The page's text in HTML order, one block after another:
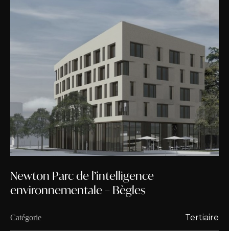
Newton Parc de l’intelligence
environnementale – Bègles
Catégorie Tertiaire